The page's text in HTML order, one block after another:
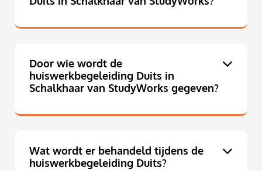
Door wie wordt de
huiswerkbegeleiding Duits in
Schalkhaar van StudyWorks gegeven?
Wat wordt er behandeld tijdens de
huiswerkbegeleiding Duits?